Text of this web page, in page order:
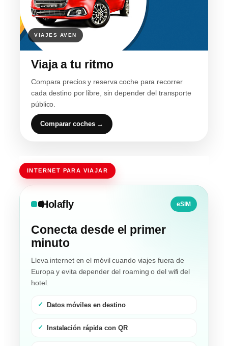
Viaja a tu ritmo
Compara precios y reserva coche para recorrer
cada destino por libre, sin depender del transporte
público.
Comparar coches →
INTERNET PARA VIAJAR
Holafly eSIM
Conecta desde el primer
minuto
Lleva internet en el móvil cuando viajes fuera de
Europa y evita depender del roaming o del wifi del
hotel.
Datos móviles en destino
Instalación rápida con QR